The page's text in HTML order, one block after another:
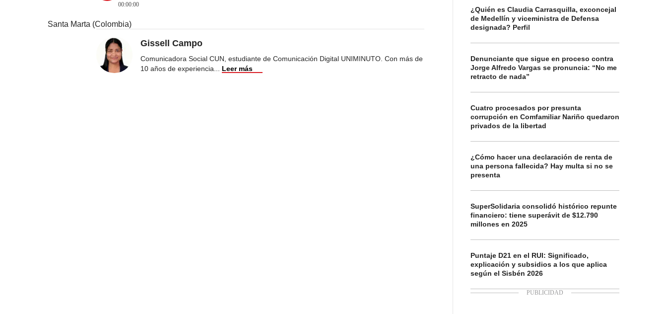
00:00:00
Santa Marta (Colombia)
Gissell Campo
Comunicadora Social CUN, estudiante de Comunicación Digital UNIMINUTO. Con más de
10 años de experiencia
Leer más
¿Quién es Claudia Carrasquilla, exconcejal
de Medellín y viceministra de Defensa
designada? Perfil
Denunciante que sigue en proceso contra
Jorge Alfredo Vargas se pronuncia: “No me
retracto de nada”
Cuatro procesados por presunta
corrupción en Comfamiliar Nariño quedaron
privados de la libertad
¿Cómo hacer una declaración de renta de
una persona fallecida? Hay multa si no se
presenta
SuperSolidaria consolidó histórico repunte
financiero: tiene superávit de $12.790
millones en 2025
Puntaje D21 en el RUI: Significado,
explicación y subsidios a los que aplica
según el Sisbén 2026